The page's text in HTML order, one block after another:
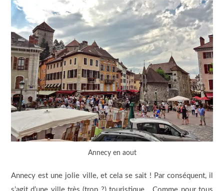
Annecy en aout
Annecy est une jolie ville, et cela se sait ! Par conséquent, il